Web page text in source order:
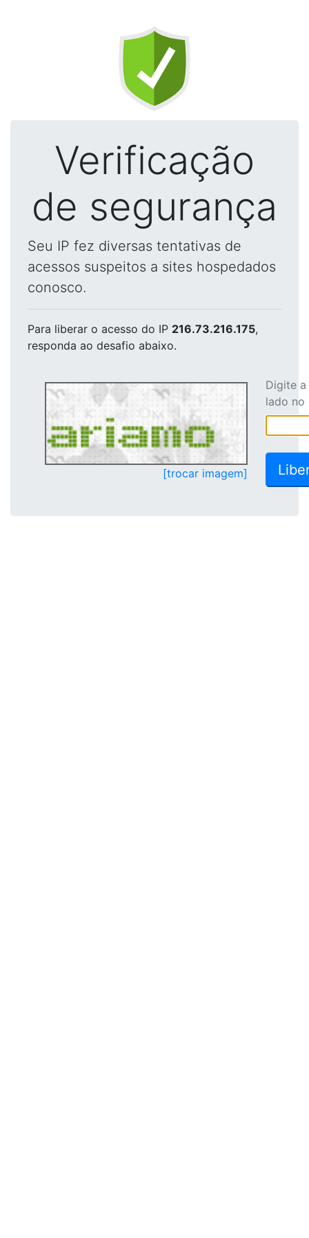
Verificação
de segurança
Seu IP fez diversas tentativas de
acessos suspeitos a sites hospedados
conosco.
Para liberar o acesso do IP 216.73.216.175,
responda ao desafio abaixo.
[trocar imagem]
Digite
lado no